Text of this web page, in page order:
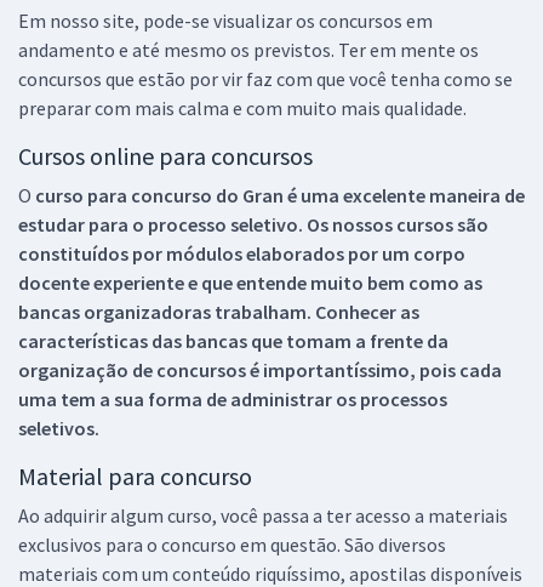
Em nosso site, pode-se visualizar os concursos em
andamento e até mesmo os previstos. Ter em mente os
concursos que estão por vir faz com que você tenha como se
preparar com mais calma e com muito mais qualidade.
Cursos online para concursos
O curso para concurso do Gran é uma excelente maneira de
estudar para o processo seletivo. Os nossos cursos são
constituídos por módulos elaborados por um corpo
docente experiente e que entende muito bem como as
bancas organizadoras trabalham. Conhecer as
características das bancas que tomam a frente da
organização de concursos é importantíssimo, pois cada
uma tem a sua forma de administrar os processos
seletivos.
Material para concurso
Ao adquirir algum curso, você passa a ter acesso a materiais
exclusivos para o concurso em questão. São diversos
materiais com um conteúdo riquíssimo, apostilas disponíveis